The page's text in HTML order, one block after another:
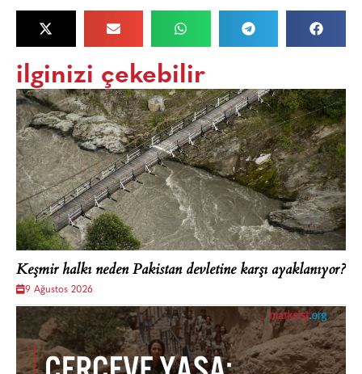
ilginizi çekebilir
Keşmir halkı neden Pakistan devletine karşı ayaklanıyor?
9 Ağustos 2026